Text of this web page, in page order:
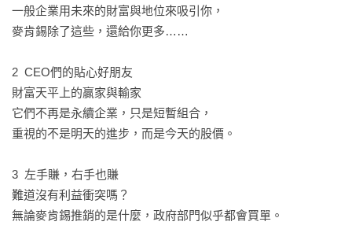
一般企業用未來的財富與地位來吸引你，
麥肯錫除了這些，還給你更多……
2  CEO們的貼心好朋友
財富天平上的贏家與輸家
它們不再是永續企業，只是短暫組合，
重視的不是明天的進步，而是今天的股價。
3  左手賺，右手也賺
難道沒有利益衝突嗎？
無論麥肯錫推銷的是什麼，政府部門似乎都會買單。